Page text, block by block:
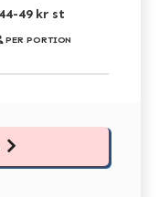
PER PORTION
44-49 kr st